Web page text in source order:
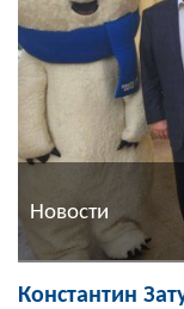
Новости
Константин